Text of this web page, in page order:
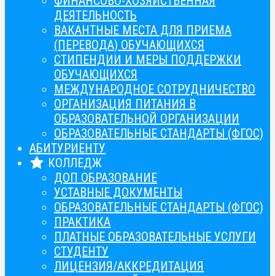
ДЕЯТЕЛЬНОСТЬ
ВАКАНТНЫЕ МЕСТА ДЛЯ ПРИЕМА
(ПЕРЕВОДА) ОБУЧАЮЩИХСЯ
СТИПЕНДИИ И МЕРЫ ПОДДЕРЖКИ
ОБУЧАЮЩИХСЯ
МЕЖДУНАРОДНОЕ СОТРУДНИЧЕСТВО
ОРГАНИЗАЦИЯ ПИТАНИЯ В
ОБРАЗОВАТЕЛЬНОЙ ОРГАНИЗАЦИИ
ОБРАЗОВАТЕЛЬНЫЕ СТАНДАРТЫ (ФГОС)
АБИТУРИЕНТУ
КОЛЛЕДЖ
ДОП ОБРАЗОВАНИЕ
УСТАВНЫЕ ДОКУМЕНТЫ
ОБРАЗОВАТЕЛЬНЫЕ СТАНДАРТЫ (ФГОС)
ПРАКТИКА
ПЛАТНЫЕ ОБРАЗОВАТЕЛЬНЫЕ УСЛУГИ
СТУДЕНТУ
ЛИЦЕНЗИЯ/АККРЕДИТАЦИЯ